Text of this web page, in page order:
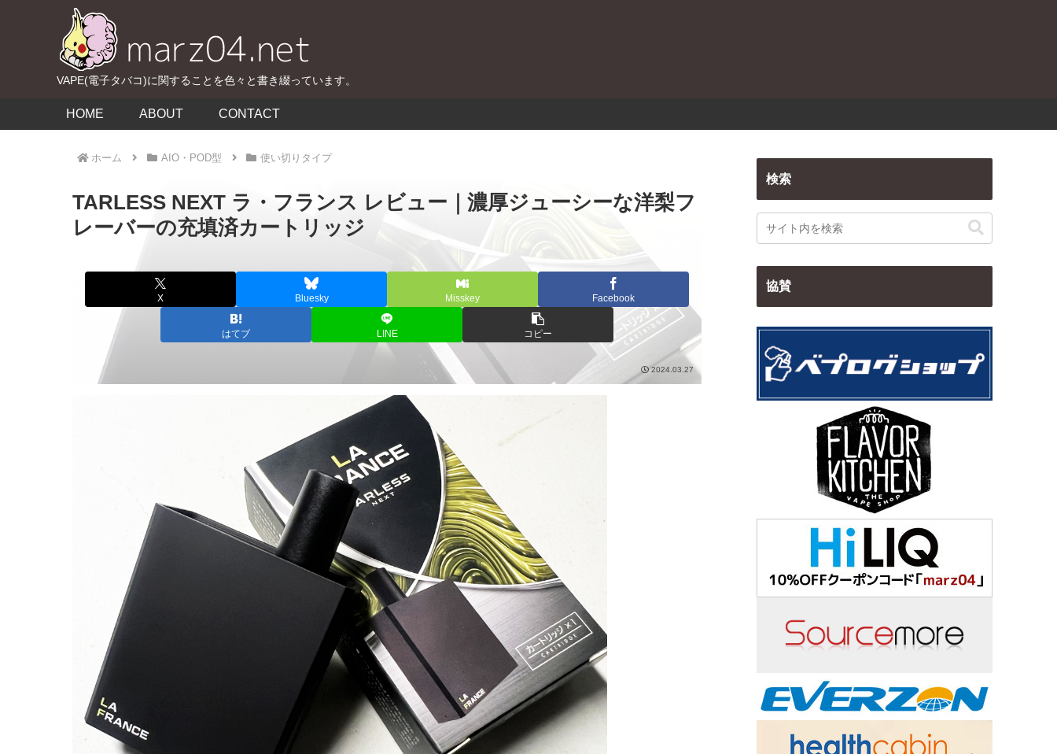
VAPE(電子タバコ)に関することを色々と書き綴っています。
HOME ABOUT CONTACT
ホーム AIO・POD型 使い切りタイプ
TARLESS NEXT ラ・フランス レビュー｜濃厚ジューシーな洋梨フ
レーバーの充填済カートリッジ
X Bluesky Misskey Facebook
はてブ LINE コピー
2024.03.27
検索
協賛